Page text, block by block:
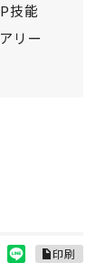
技能
リー
印刷